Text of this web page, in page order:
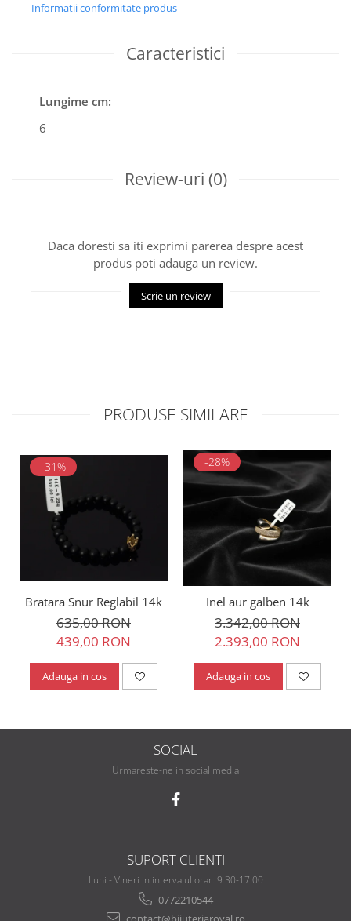
Informatii conformitate produs
Caracteristici
Lungime cm:
6
Review-uri (0)
Daca doresti sa iti exprimi parerea despre acest
produs poti adauga un review.
Scrie un review
PRODUSE SIMILARE
-31%
Bratara Snur Reglabil 14k
635,00 RON
439,00 RON
Adauga in cos
-28%
Inel aur galben 14k
3.342,00 RON
2.393,00 RON
Adauga in cos
SOCIAL
Urmareste-ne in social media
SUPORT CLIENTI
Luni - Vineri in intervalul orar: 9.30-17.00
0772210544